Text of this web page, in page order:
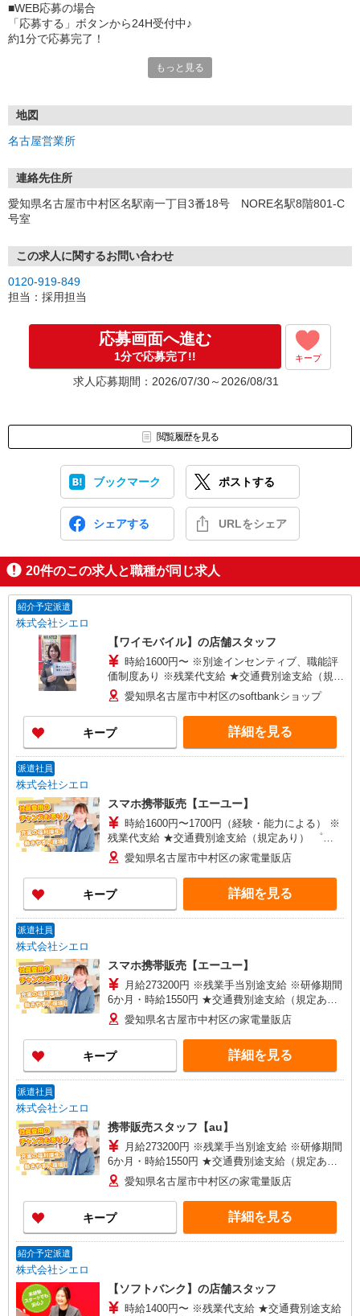
■WEB応募の場合
「応募する」ボタンから24H受付中♪
約1分で応募完了！
①応募から3営業日を目安に、メールorお電話でご連絡します。
★スマホでWEB面接（LINEなど）・出張面接・事務所面接と選べま
す
③面接実施（履歴書不要）
④勤務開始（スタート日は応相談）
お気軽にご応募ください♪
もっと見る
地図
名古屋営業所
連絡先住所
愛知県名古屋市中村区名駅南一丁目3番18号 NORE名駅8階801-C
号室
この求人に関するお問い合わせ
0120-919-849
担当：採用担当
応募画面へ進む
1分で応募完了!! キープ
求人応募期間：2026/07/30～2026/08/31
閲覧履歴を見る
ブックマーク ポストする
シェアする URLをシェア
20件のこの求人と職種が同じ求人
紹介予定派遣
株式会社シエロ
【ワイモバイル】の店舗スタッフ
時給1600円〜 ※別途インセンティブ、職能評
価制度あり ※残業代支給 ★交通費別途支給（規定
あり） ゜+゜・。○。・゜+゜・。○。・゜+゜ 入
社祝い金10万円支給(規定有) お友達を紹介頂くと,
インセンティブ支給(規定有) ★月2回払い・週払い
可能（規程有）★ ゜・。○。・゜+゜・。○。・゜
+゜
愛知県名古屋市中村区のsoftbankショップ
キープ 詳細を見る
派遣社員
株式会社シエロ
スマホ携帯販売【エーユー】
時給1600円〜1700円（経験・能力による） ※
残業代支給 ★交通費別途支給（規定あり） ゜
+゜・。○。・゜+゜・。○。・゜+゜ 入社祝い金10
万円支給(規定有) お友達を紹介頂くと, インセンテ
ィブ支給(規定有) ★月2回払い・週払い可能（規程
有）★ ゜・。○。・゜+゜・。○。・゜+゜
愛知県名古屋市中村区の家電量販店
キープ 詳細を見る
派遣社員
株式会社シエロ
スマホ携帯販売【エーユー】
月給273200円 ※残業手当別途支給 ※研修期間
6か月・時給1550円 ★交通費別途支給（規定あ
り） ゜+゜・。○。・゜+゜・。○。・゜+゜ 入社
祝い金10万円支給(規定有) お友達を紹介頂くと, イ
ンセンティブ支給(規定有) ゜・。○。・゜+゜・。
○。・゜+゜
愛知県名古屋市中村区の家電量販店
キープ 詳細を見る
派遣社員
株式会社シエロ
携帯販売スタッフ【au】
月給273200円 ※残業手当別途支給 ※研修期間
6か月・時給1550円 ★交通費別途支給（規定あ
り） ゜+゜・。○。・゜+゜・。○。・゜+゜ 入社
祝い金10万円支給(規定有) お友達を紹介頂くと, イ
ンセンティブ支給(規定有) ゜・。○。・゜+゜・。
○。・゜+゜
愛知県名古屋市中村区の家電量販店
キープ 詳細を見る
紹介予定派遣
株式会社シエロ
【ソフトバンク】の店舗スタッフ
時給1400円〜 ※残業代支給 ★交通費別途支給